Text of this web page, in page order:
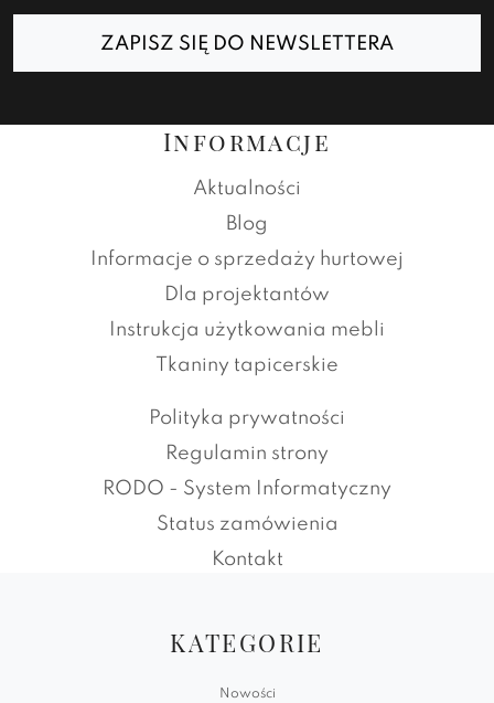
ZAPISZ SIĘ DO NEWSLETTERA
Informacje
Aktualności
Blog
Informacje o sprzedaży hurtowej
Dla projektantów
Instrukcja użytkowania mebli
Tkaniny tapicerskie
Polityka prywatności
Regulamin strony
RODO - System Informatyczny
Status zamówienia
Kontakt
KATEGORIE
Nowości